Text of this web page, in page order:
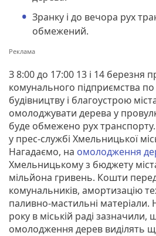
Зранку і до вечора рух
обмежений.
З 8:00 до 17:00 13 і 14 березня
комунального підприємства
будівництву і благоустрою
омолоджувати дерева у
буде обмежено рух
у прес-службі Хмельницької
Нагадаємо, на омолодження
Хмельницькому з бюджету
мільйона гривень. Кошти
комунальників, амортизацію
паливно-мастильні матеріали.
року в міській раді зазначили,
омолодження дерев виділять